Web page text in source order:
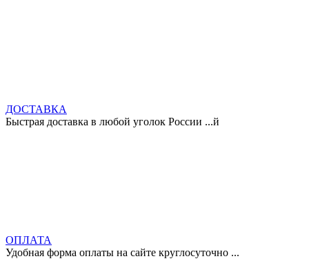
ДОСТАВКА
Быстрая доставка в любой уголок России ...й
ОПЛАТА
Удобная форма оплаты на сайте круглосуточно ...